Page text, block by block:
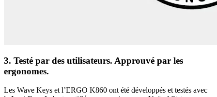
3. Testé par des utilisateurs. Approuvé par les
ergonomes.
Les Wave Keys et l’ERGO K860 ont été développés et testés avec